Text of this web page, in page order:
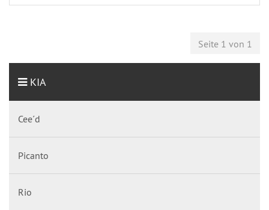
Seite 1 von 1
KIA
Cee´d
Picanto
Rio